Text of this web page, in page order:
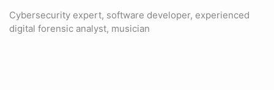
Cybersecurity expert, software developer, experienced
digital forensic analyst, musician